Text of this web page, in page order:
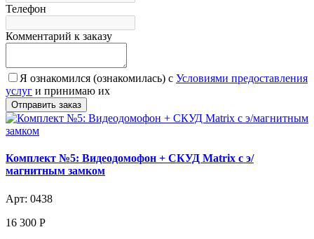
Телефон
Комментарий к заказу
Я ознакомился (ознакомилась) с Условиями предоставления
услуг и принимаю их
Комплект №5: Видеодомофон + СКУД Matrix с э/
магнитным замком
Арт: 0438
16 300 Р